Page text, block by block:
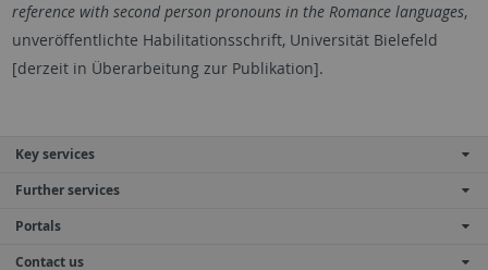
reference with second person pronouns in the Romance languages,
unveröffentlichte Habilitationsschrift, Universität Bielefeld
[derzeit in Überarbeitung zur Publikation].
Key services
Further services
Portals
Contact us